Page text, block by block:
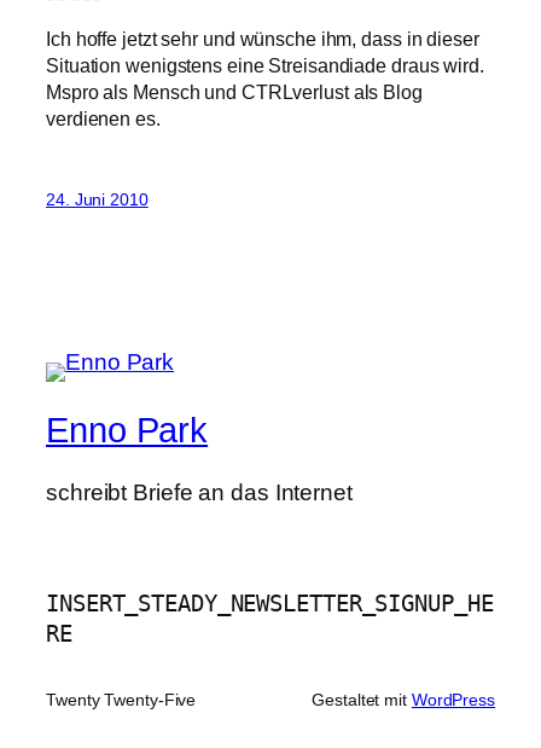
Ich hoffe jetzt sehr und wünsche ihm, dass in dieser
Situation wenigstens eine Streisandiade draus wird.
Mspro als Mensch und CTRLverlust als Blog
verdienen es.
24. Juni 2010
Enno Park
schreibt Briefe an das Internet
INSERT_STEADY_NEWSLETTER_SIGNUP_HE
RE
Twenty Twenty-Five Gestaltet mit WordPress